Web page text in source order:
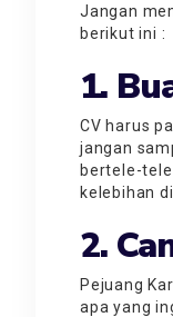
Jangan
berikut ini :
1.
CV harus
jangan
bertele-
kelebihan
2.
Pejuang
apa yang